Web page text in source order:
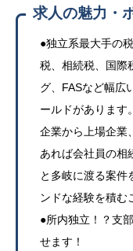
求人の魅力・
●独立系最大手の
税、相続税、国際
グ、FASなど幅広
ールドがあります
企業から上場企業
あれば会社員の相
と多岐に渡る案件
ンドな経験を積む
●所内独立！？支
せます！